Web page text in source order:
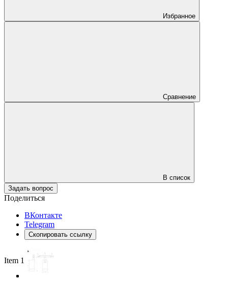
Избранное
Сравнение
В список
Задать вопрос
Поделиться
ВКонтакте
Telegram
Скопировать ссылку
Item 1 of 3